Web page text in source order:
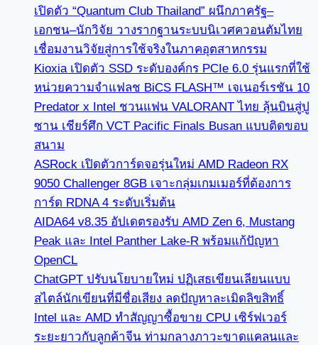
เปิดตัว “Quantum Club Thailand” ผนึกภาครัฐ–
เอกชน–นักวิจัย วางรากฐานระบบนิเวศควอนตัมไทย
เชื่อมงานวิจัยสู่การใช้จริงในภาคอุตสาหกรรม
Kioxia เปิดตัว SSD ระดับองค์กร PCIe 6.0 รุ่นแรกที่ใช้
หน่วยความจำแฟลช BiCS FLASH™ เจเนอร์เรชัน 10
Predator x Intel ชวนแฟน VALORANT ไทย ลุ้นบินสู่ปู
ซาน เชียร์ศึก VCT Pacific Finals Busan แบบติดขอบ
สนาม
ASRock เปิดตัวการ์ดจอรุ่นใหม่ AMD Radeon RX
9050 Challenger 8GB เจาะกลุ่มเกมเมอร์ที่ต้องการ
การ์ด RDNA 4 ระดับเริ่มต้น
AIDA64 v8.35 อัปเดตรองรับ AMD Zen 6, Mustang
Peak และ Intel Panther Lake-R พร้อมแก้ปัญหา
OpenCL
ChatGPT ปรับนโยบายใหม่ ปฏิเสธเขียนเลียนแบบ
สไตล์นักเขียนที่มีชื่อเสียง ลดปัญหาละเมิดลิขสิทธิ์
Intel และ AMD ทำสัญญาซื้อขาย CPU เซิร์ฟเวอร์
ระยะยาวกับลูกค้าจีน ท่ามกลางภาวะขาดแคลนและ